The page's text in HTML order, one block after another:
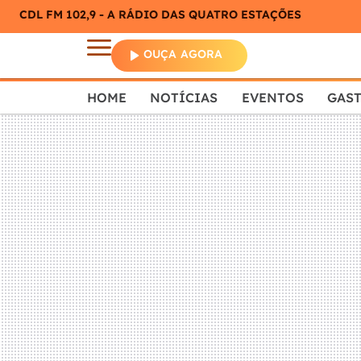
CDL FM 102,9 - A RÁDIO DAS QUATRO ESTAÇÕES
OUÇA AGORA
HOME NOTÍCIAS EVENTOS